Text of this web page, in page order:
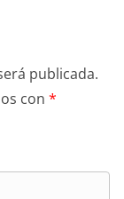
publicada.
con *